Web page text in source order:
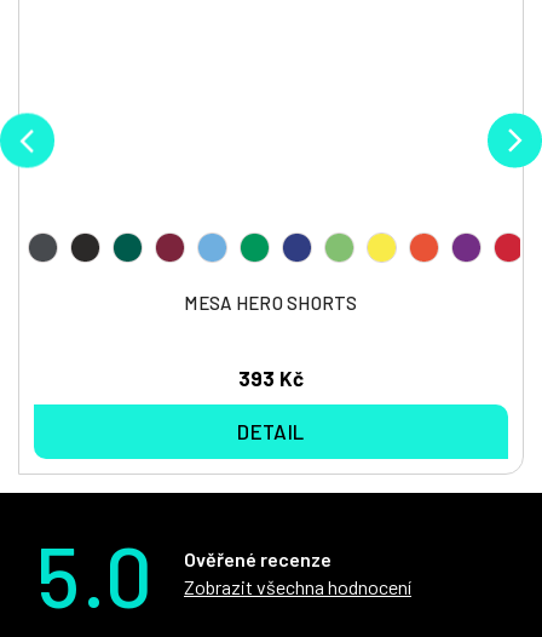
MESA HERO SHORTS
393 Kč
DETAIL
5.0
Ověřené recenze
Zobrazit všechna hodnocení